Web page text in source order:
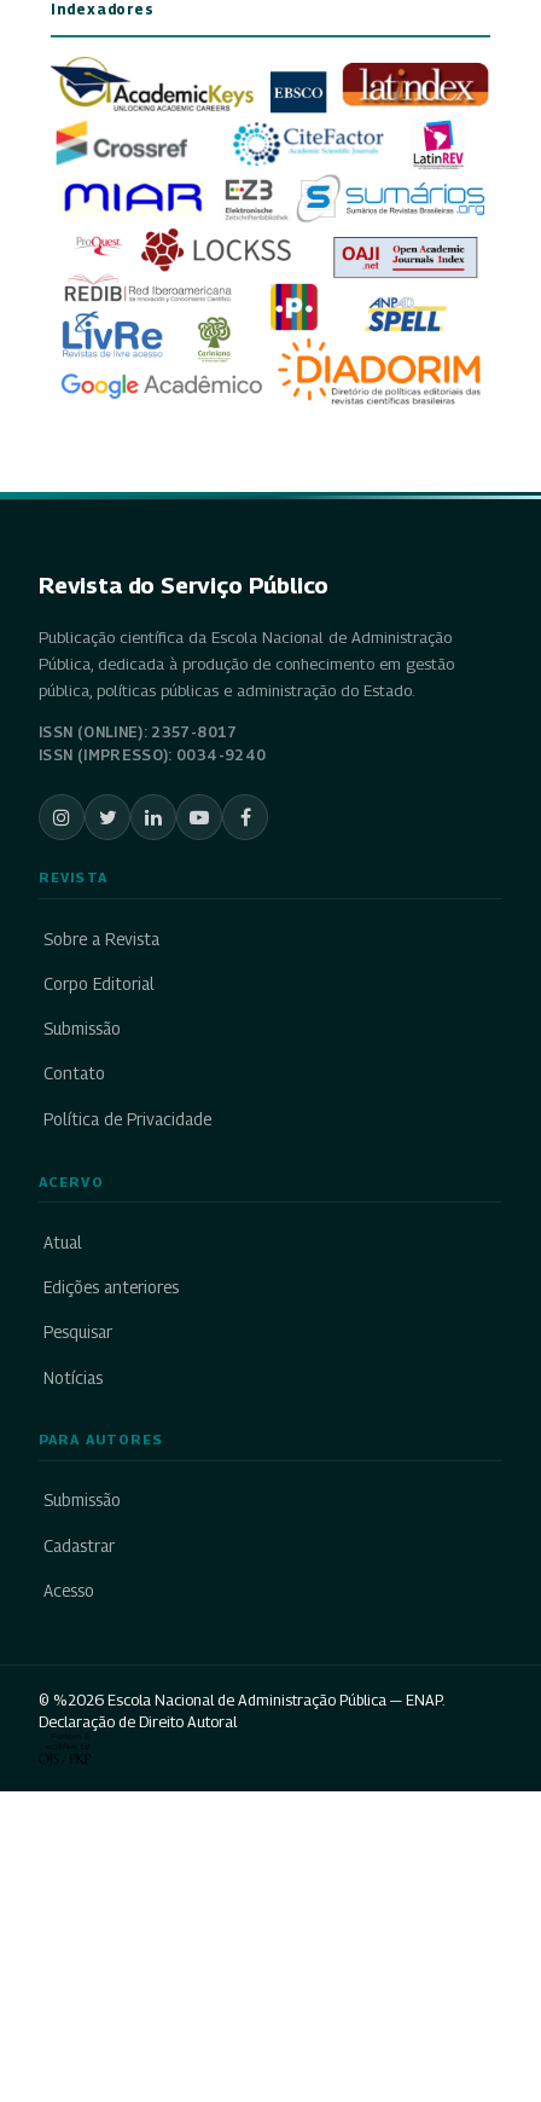
Indexadores
Revista do Serviço Público
Publicação científica da Escola Nacional de Administração
Pública, dedicada à produção de conhecimento em gestão
pública, políticas públicas e administração do Estado.
ISSN (ONLINE): 2357-8017
ISSN (IMPRESSO): 0034-9240
REVISTA
Sobre a Revista
Corpo Editorial
Submissão
Contato
Política de Privacidade
ACERVO
Atual
Edições anteriores
Pesquisar
Notícias
PARA AUTORES
Submissão
Cadastrar
Acesso
© %2026 Escola Nacional de Administração Pública — ENAP.
Declaração de Direito Autoral